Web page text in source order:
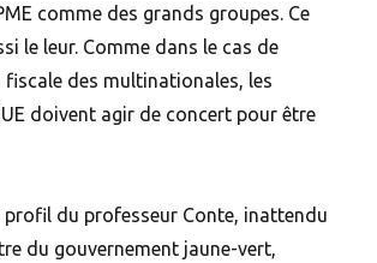
comme des grands groupes. Ce
le leur. Comme dans le cas de
fiscale des multinationales, les
doivent agir de concert pour être
profil du professeur Conte, inattendu
du gouvernement jaune-vert,